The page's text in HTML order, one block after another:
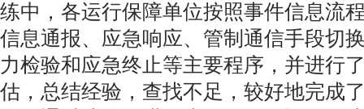
练中，各运行保障单位按照事件信息流
信息通报、应急响应、管制通信手段切
力检验和应急终止等主要程序，并进行
估，总结经验，查找不足，较好地完成